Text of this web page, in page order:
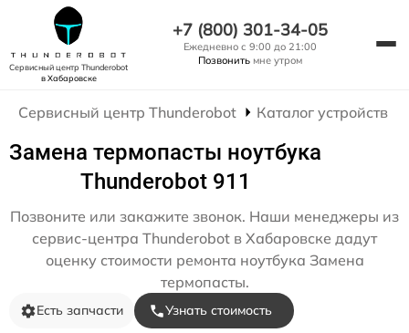
Сервисный центр Thunderobot
в Хабаровске
+7 (800) 301-34-05
Ежедневно с 9:00 до 21:00
Позвонить мне утром
Сервисный центр Thunderobot Каталог устройств
Замена термопасты ноутбука
Thunderobot 911
Позвоните или закажите звонок. Наши менеджеры из
сервис-центра Thunderobot в Хабаровске дадут
оценку стоимости ремонта ноутбука Замена
термопасты.
Есть запчасти Узнать стоимость